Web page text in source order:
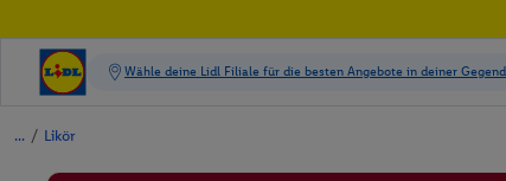
/ Likör